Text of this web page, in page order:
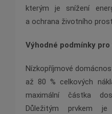
kterým je snížení
a ochrana životního
Výhodné podmínky
Nízkopříjmové
až 80 % celkových
maximální částka
Důležitým prvkem